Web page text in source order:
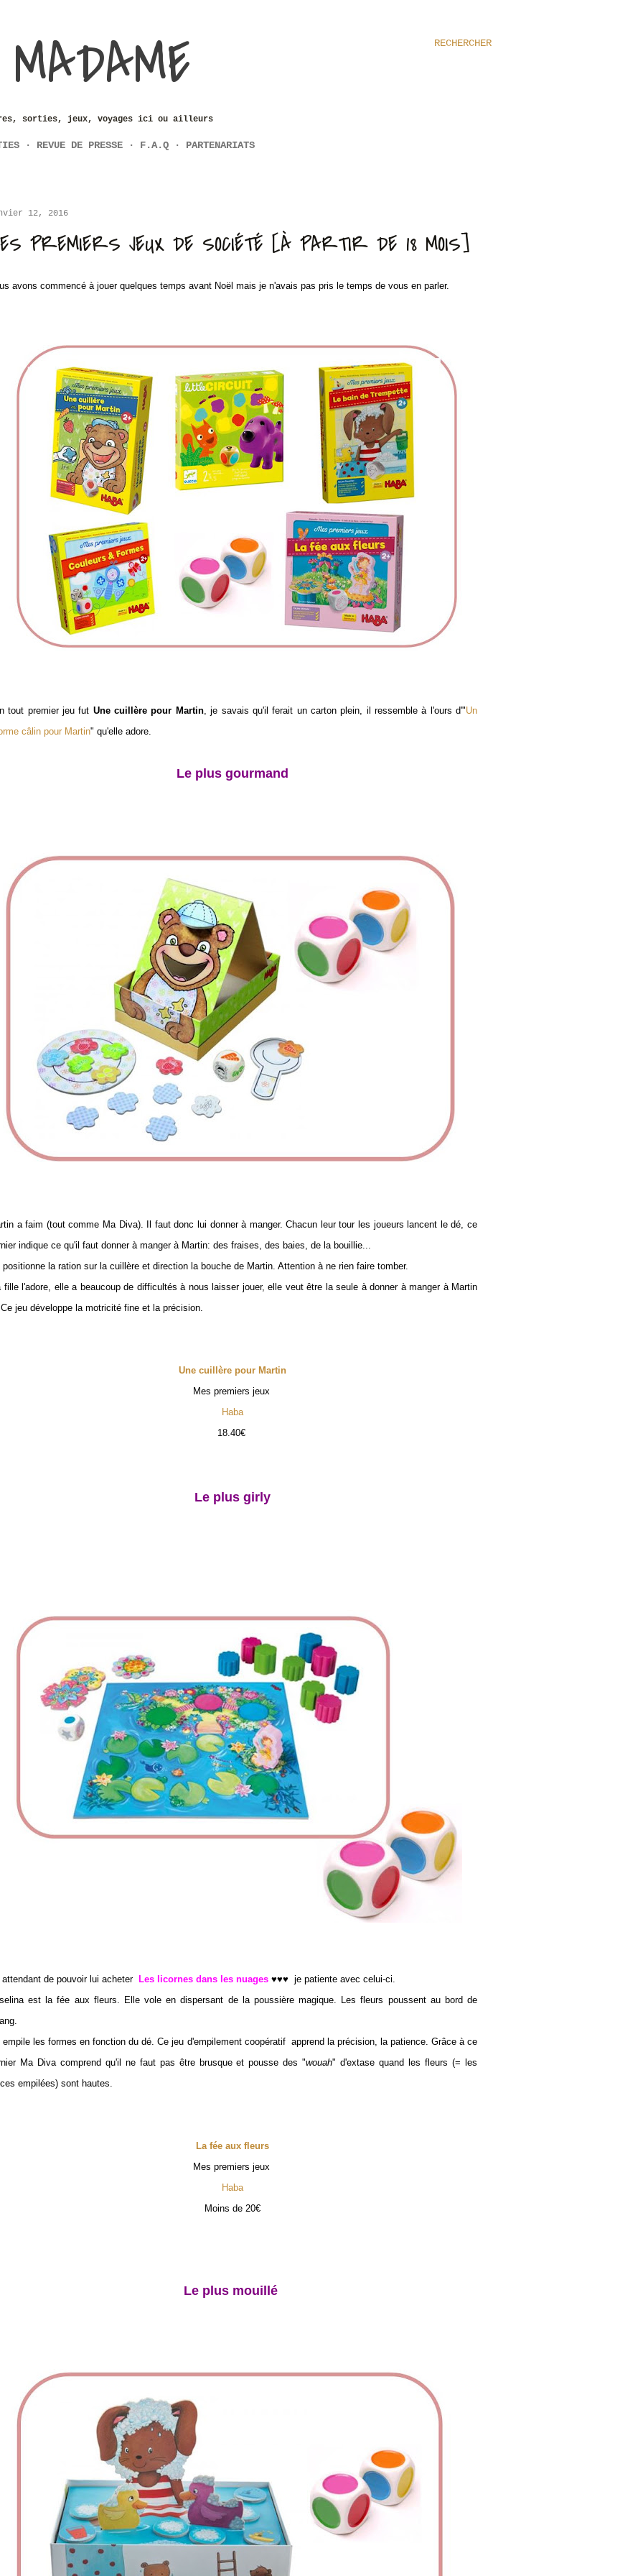
RECHERCHER
sorties, jeux, voyages ici ou ailleurs
REVUE DE PRESSE F.A.Q PARTENARIATS
12, 2016
PREMIERS JEUX DE SOCIÉTÉ [À PARTIR DE 18 MOIS]
avons commencé à jouer quelques temps avant Noël mais je n'avais pas pris le temps de vous en parler.
tout premier jeu fut Une cuillère pour Martin, je savais qu'il ferait un carton plein, il ressemble à l'ours d'"Un
câlin pour Martin" qu'elle adore.
Le plus gourmand
a faim (tout comme Ma Diva). Il faut donc lui donner à manger. Chacun leur tour les joueurs lancent le dé, ce
indique ce qu'il faut donner à manger à Martin: des fraises, des baies, de la bouillie...
positionne la ration sur la cuillère et direction la bouche de Martin. Attention à ne rien faire tomber.
fille l'adore, elle a beaucoup de difficultés à nous laisser jouer, elle veut être la seule à donner à manger à Martin
jeu développe la motricité fine et la précision.
Une cuillère pour Martin
Mes premiers jeux
Haba
18.40€
Le plus girly
attendant de pouvoir lui acheter Les licornes dans les nuages ♥♥♥ je patiente avec celui-ci.
est la fée aux fleurs. Elle vole en dispersant de la poussière magique. Les fleurs poussent au bord de
empile les formes en fonction du dé. Ce jeu d'empilement coopératif apprend la précision, la patience. Grâce à ce
Ma Diva comprend qu'il ne faut pas être brusque et pousse des "wouah" d'extase quand les fleurs (= les
empilées) sont hautes.
La fée aux fleurs
Mes premiers jeux
Haba
Moins de 20€
Le plus mouillé